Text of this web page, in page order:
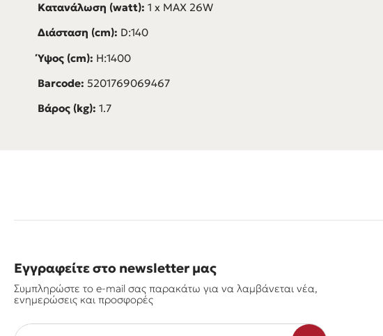
Κατανάλωση (watt): 1 x MAX 26W
Διάσταση (cm): D:140
Ύψος (cm): H:1400
Barcode: 5201769069467
Βάρος (kg): 1.7
Εγγραφείτε στο newsletter μας
Συμπληρώστε το e-mail σας παρακάτω για να λαμβάνεται νέα,
ενημερώσεις και προσφορές